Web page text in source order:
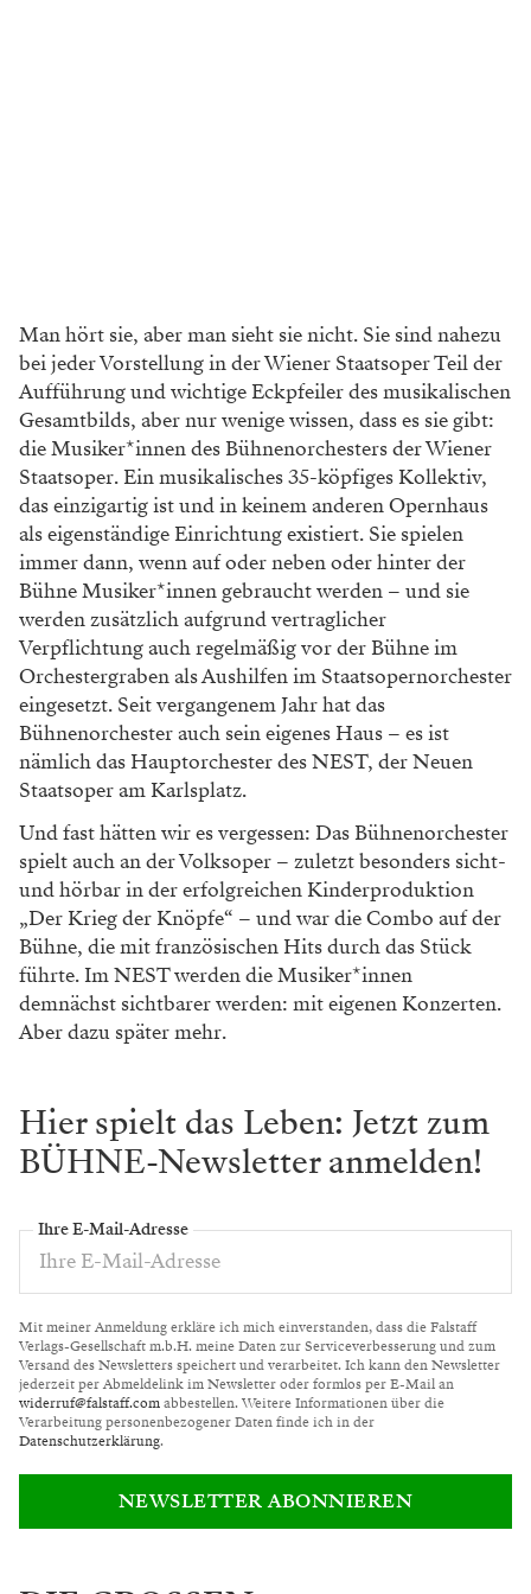
Man hört sie, aber man sieht sie nicht. Sie sind nahezu
bei jeder Vorstellung in der Wiener StaatsoperTeil der
Aufführung und wichtigeEckpfeiler des musikalischen
Gesamtbilds, aber nur wenige wissen, dass es siegibt:
die Musiker*innen des Bühnenorchesters der Wiener
Staatsoper. Ein musikalisches35-köpfiges Kollektiv,
das einzigartig ist undin keinem anderen Opernhaus
als eigenständige Einrichtung existiert. Sie spielen
immerdann, wenn auf oder neben oder hinter der
Bühne Musiker*innen gebraucht werden – und sie
werden zusätzlich aufgrund vertraglicher
Verpflichtung auch regelmäßig vor der Bühneim
Orchestergraben als Aushilfen im Staatsopernorchester
eingesetzt. Seit vergangenem Jahr hat das
Bühnenorchester auch sein eigenesHaus – es ist
nämlich das Hauptorchester desNEST, der Neuen
Staatsoper am Karlsplatz.
Und fast hätten wir es vergessen: Das Bühnenorchester
spielt auch an der Volksoper – zuletztbesonders sicht-
und hörbar in der erfolgreichenKinderproduktion
„Der Krieg der Knöpfe“ – und war die Combo auf der
Bühne, die mitfranzösischen Hits durch das Stück
führte. ImNEST werden die Musiker*innen
demnächst sichtbarer werden: mit eigenen Konzerten.
Aberdazu später mehr.
Hier spielt das Leben: Jetzt zum
BÜHNE-Newsletter anmelden!
Ihre E-Mail-Adresse
Mit meiner Anmeldung erkläre ich mich einverstanden, dass die Falstaff
Verlags-Gesellschaft m.b.H. meine Daten zur Serviceverbesserung und zum
Versand des Newsletters speichert und verarbeitet. Ich kann den Newsletter
jederzeit per Abmeldelink im Newsletter oder formlos per E-Mail an
widerruf@falstaff.comabbestellen. Weitere Informationen über die
Verarbeitung personenbezogener Daten finde ich in der
Datenschutzerklärung.
NEWSLETTER ABONNIEREN